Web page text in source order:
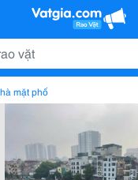
mặt phố